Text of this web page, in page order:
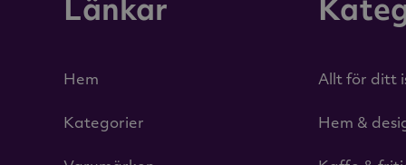
Länkar
Hem
Kategorier
Allt för ditt
Hem &